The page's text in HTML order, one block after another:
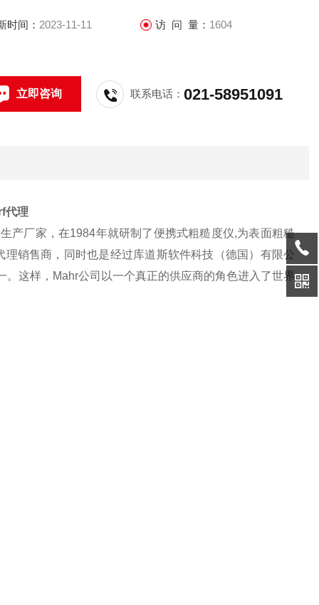
时间： 2023-11-11 访 问 量： 1604
立即咨询 联系电话：021-58951091
代理
产厂家，在1984年就研制了便携式粗糙度仪,为表面粗糙
销售商，同时也是经过库道斯软件科技（德国）有限公
这样，Mahr公司以一个真正的供应商的角色进入了世界